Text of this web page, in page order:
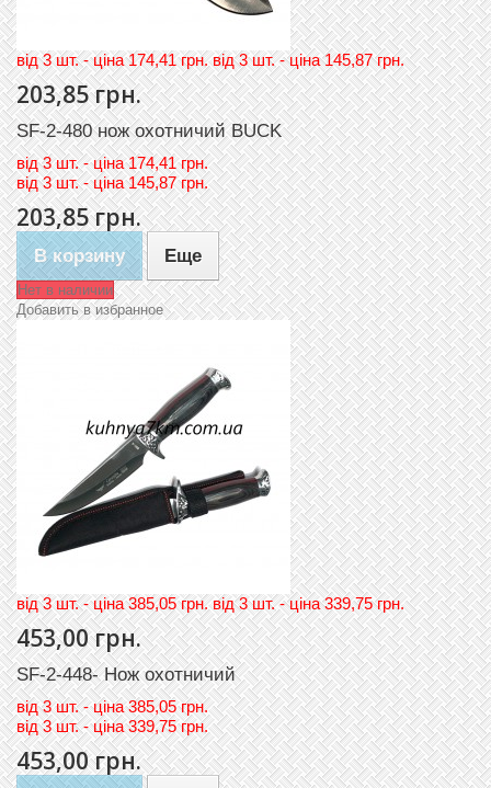
вiд 3 шт. - цiна 174,41 грн. вiд 3 шт. - цiна 145,87 грн.
203,85 грн.
SF-2-480 нож охотничий BUCK
вiд3 шт. - цiна 174,41 грн.
вiд3 шт. - цiна 145,87 грн.
203,85 грн.
В корзину Еще
Нет в наличии
Добавить в избранное
вiд 3 шт. - цiна 385,05 грн. вiд 3 шт. - цiна 339,75 грн.
453,00 грн.
SF-2-448- Нож охотничий
вiд3 шт. - цiна 385,05 грн.
вiд3 шт. - цiна 339,75 грн.
453,00 грн.